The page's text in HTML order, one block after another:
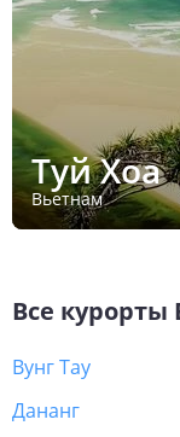
Туй Хоа
Вьетнам
Все курорты
Вунг Тау
Дананг